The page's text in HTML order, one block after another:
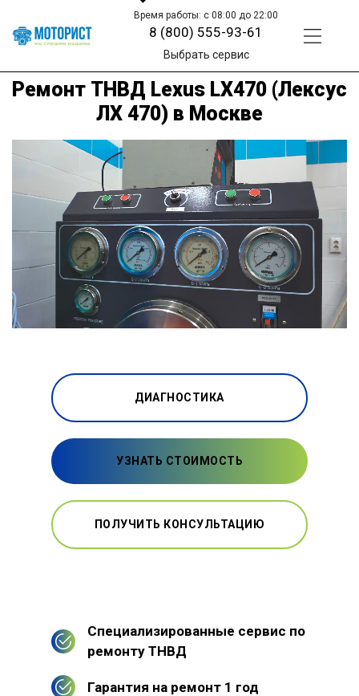
Время работы: с 08:00 до 22:00
8 (800) 555-93-61
Выбрать сервис
Ремонт ТНВД Lexus LX470 (Лексус
ЛХ 470) в Москве
ДИАГНОСТИКА
УЗНАТЬ СТОИМОСТЬ
ПОЛУЧИТЬ КОНСУЛЬТАЦИЮ
Специализированные сервис по
ремонту ТНВД
Гарантия на ремонт 1 год